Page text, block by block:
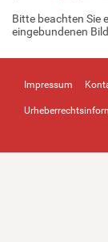
Bitte beachten Sie
eingebundenen
Impressum